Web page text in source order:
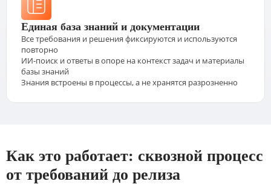
Единая база знаний и документации
Все требования и решения фиксируются и используются
повторно
ИИ-поиск и ответы в опоре на контекст задач и материалы
базы знаний
Знания встроены в процессы, а не хранятся разрозненно
Как это работает: сквозной процесс
от требований до релиза